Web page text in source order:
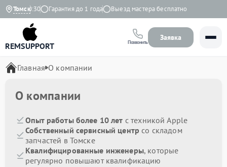
Томск
до 20:30 Гарантия до 1 года Выезд мастера бесплатно
REMSUPPORT Позвонить
Заявка
Главная О компании
О компании
Опыт работы более 10 лет с техникой Apple
Собственный сервисный центр со складом
запчастей в Томске
Квалифицированные инженеры, которые
регулярно повышают квалификацию